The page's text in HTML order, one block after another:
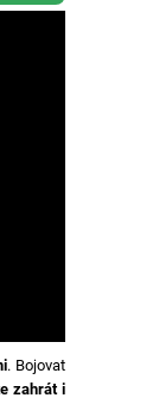
. Bojovat
zahrát i